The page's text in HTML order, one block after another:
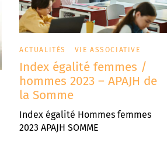
ACTUALITÉS VIE ASSOCIATIVE
Index égalité femmes /
hommes 2023 – APAJH de
la Somme
Index égalité Hommes femmes
2023 APAJH SOMME